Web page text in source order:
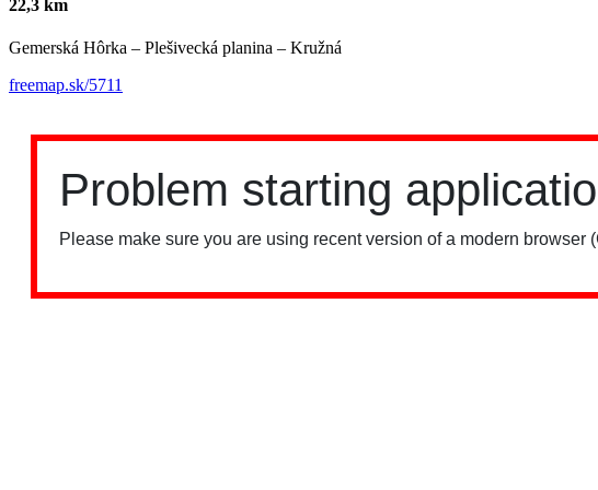
22,3 km
Gemerská Hôrka – Plešivecká planina – Kružná
freemap.sk/5711